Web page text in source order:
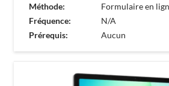
Méthode:
Formulaire en
Fréquence:
N/A
Prérequis:
Aucun